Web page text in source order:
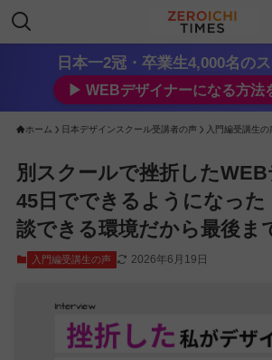
日本一2冠・卒業生4,000名の
▶︎ WEBデザイナーになる方法
ホーム 日本デザインスクール受講者の声 入門編受講生の
別スクールで挫折した
45日でできるようになった
談できる環境だから最後ま
入門編受講生の声 2026年6月19日